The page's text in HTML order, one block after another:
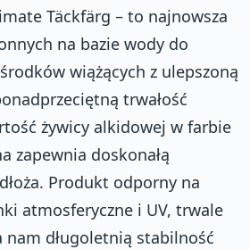
Täckfärg – to najnowsza
na bazie wody do
wiążących z ulepszoną
trwałość
żywicy alkidowej w farbie
zapewnia doskonałą
Produkt odporny na
atmosferyczne i UV, trwale
nam długoletnią stabilność